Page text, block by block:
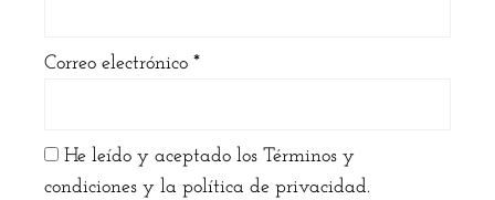
Correo electrónico *
He leído y aceptado los Términos y
condiciones y la política de privacidad.